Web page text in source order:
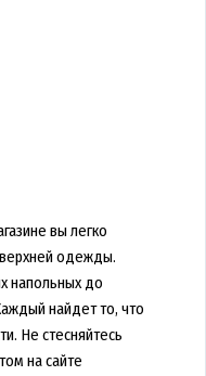
вы легко
одежды.
напольных до
найдет то, что
Не стесняйтесь
на сайте